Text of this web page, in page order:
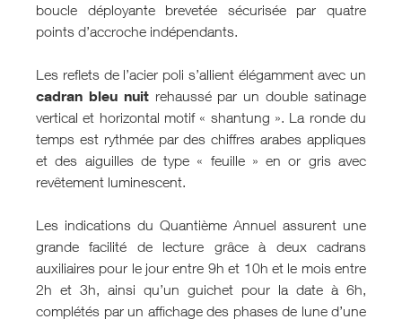
boucle déployante brevetée sécurisée par quatre
points d’accroche indépendants.
Les reflets de l’acier poli s’allient élégamment avec un
cadran bleu nuitrehaussé par un double satinage
vertical et horizontal motif « shantung ». La ronde du
temps est rythmée par des chiffres arabes appliques
et des aiguilles de type « feuille » en or gris avec
revêtement luminescent.
Les indications du Quantième Annuel assurent une
grande facilité de lecture grâce à deux cadrans
auxiliaires pour le jour entre 9h et 10h et le mois entre
2h et 3h, ainsi qu’un guichet pour la date à 6h,
complétés par un affichage des phases de lune d’une